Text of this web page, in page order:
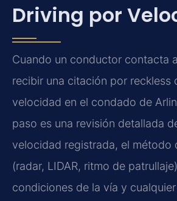
Driving por
Cuando un conductor contacta
recibir una citación por reckless
velocidad en el condado de
paso es una revisión detallada
velocidad registrada, el método
(radar, LIDAR, ritmo de
condiciones de la vía y